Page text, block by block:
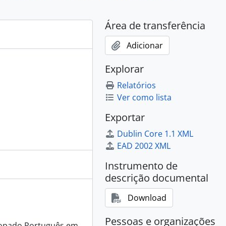
ás crianças, 2011
e partilha, [s.d.]
1978 - 1980
2023, 2023
2018 - 2019
Área de transferência
Adicionar
Explorar
Relatórios
Ver como lista
Exportar
Dublin Core 1.1 XML
EAD 2002 XML
Instrumento de
descrição documental
Download
Pessoas e organizações